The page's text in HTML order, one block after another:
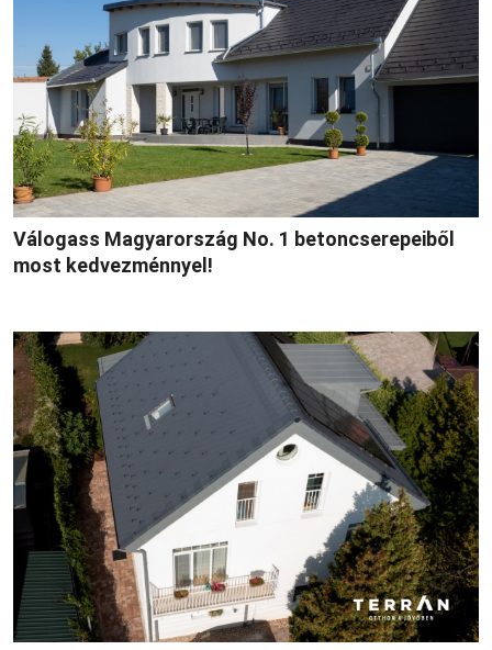
Válogass Magyarország No. 1 betoncserepeiből
most kedvezménnyel!